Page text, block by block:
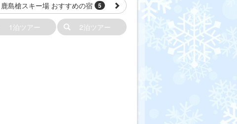
鹿島槍スキー場 おすすめの宿 5
1泊ツアー 2泊ツアー